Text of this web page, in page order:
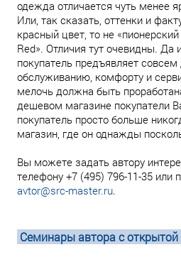
одежда отличается чуть менее
Или, так сказать, оттенки и
красный цвет, то не «пионерский
Red». Отличия тут очевидны.
покупатель предъявляет совсем
обслуживанию, комфорту и
мелочь должна быть
дешевом магазине покупатели
покупатель просто больше
магазин, где он однажды
Вы можете задать автору
телефону +7 (495) 796-11-35 или
avtor@src-master.ru.
Семинары автора с открытой